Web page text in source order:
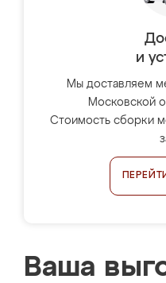
и
Мы доставляем
Московской
Стоимость сборки
Ваша